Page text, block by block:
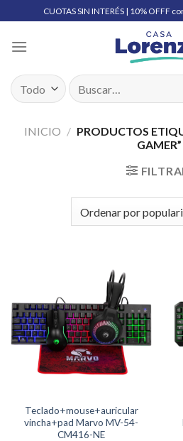
to
content
CUOTAS SIN INTERÉS | 10% OFFF
Buscar
por:
INICIO / PRODUCTOS
GAMER”
Teclado+mouse+auricular
vincha+pad Marvo MV-54-
CM416-NE